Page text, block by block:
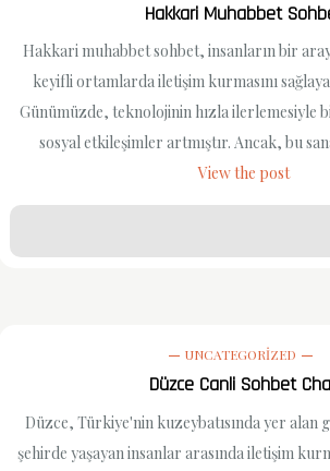
Hakkari Muhabbet
Hakkari muhabbet sohbet, insanların bir
keyifli ortamlarda iletişim kurmasını
Günümüzde, teknolojinin hızla ilerlemesiyle
sosyal etkileşimler artmıştır. Ancak, bu
View the post
UNCATEGORIZED
Düzce Canli Sohbet
Düzce, Türkiye'nin kuzeybatısında yer alan
şehirde yaşayan insanlar arasında iletişim